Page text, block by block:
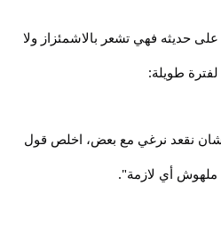
حديثه فهي تشعر بالاشمئزاز ولا
طويلة:
نقعد نرغي مع بعض، اخلص قول
ملهوش أي لازمة".